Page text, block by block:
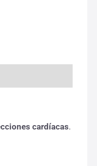
cardíacas.